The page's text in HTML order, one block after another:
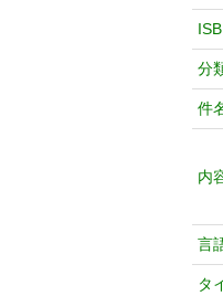
分
件
内
言
タ